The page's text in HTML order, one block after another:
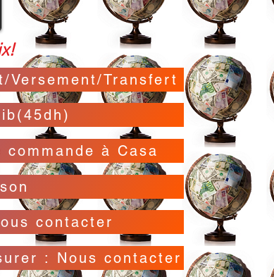
Transfert
à Casa
contacter
Possibilité de déclarer la valeur de l'envoi pour l'assurer : Nous contacter